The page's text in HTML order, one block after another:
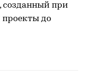
созданный при
проекты до